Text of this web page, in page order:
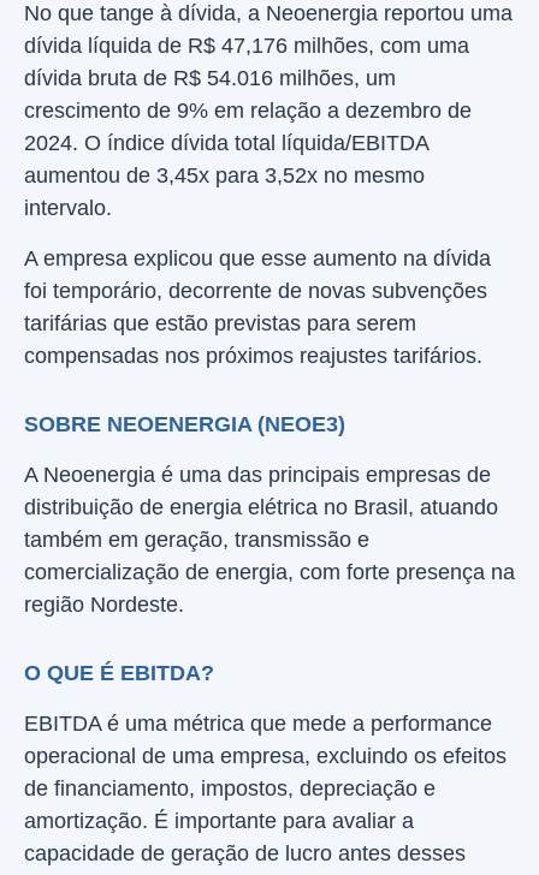
No que tange à dívida, a Neoenergia reportou uma
dívida líquida de R$ 47,176 milhões, com uma
dívida bruta de R$ 54.016 milhões, um
crescimento de 9% em relação a dezembro de
2024. O índice dívida total líquida/EBITDA
aumentou de 3,45x para 3,52x no mesmo
intervalo.
A empresa explicou que esse aumento na dívida
foi temporário, decorrente de novas subvenções
tarifárias que estão previstas para serem
compensadas nos próximos reajustes tarifários.
SOBRE NEOENERGIA (NEOE3)
A Neoenergia é uma das principais empresas de
distribuição de energia elétrica no Brasil, atuando
também em geração, transmissão e
comercialização de energia, com forte presença na
região Nordeste.
O QUE É EBITDA?
EBITDA é uma métrica que mede a performance
operacional de uma empresa, excluindo os efeitos
de financiamento, impostos, depreciação e
amortização. É importante para avaliar a
capacidade de geração de lucro antes desses